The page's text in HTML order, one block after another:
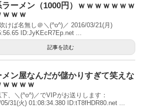
ーメン（1000円）ｗｗｗｗｗｗｗ
ｗｗｗ
けば名無し＠＼(^o^)／ 2016/03/21(月)
ID:JyKEcR7Ep.net ...
記事を読む
メン屋なんだが儲かりすぎて笑えな
ｗｗｗｗ
下、＼(^o^)／でVIPがお送りします：
31(火) 01:08:34.380 ID:tT8fHDR80.net ...